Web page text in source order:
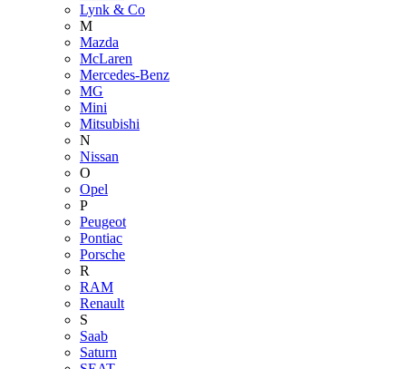
Lynk & Co
M
Mazda
McLaren
Mercedes-Benz
MG
Mini
Mitsubishi
N
Nissan
O
Opel
P
Peugeot
Pontiac
Porsche
R
RAM
Renault
S
Saab
Saturn